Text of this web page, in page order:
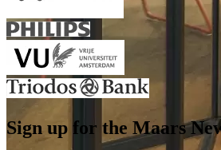
Sign up for the Maars